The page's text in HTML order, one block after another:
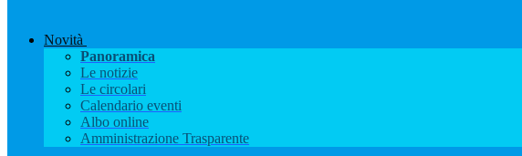
Novità
Panoramica
Le notizie
Le circolari
Calendario eventi
Albo online
Amministrazione Trasparente